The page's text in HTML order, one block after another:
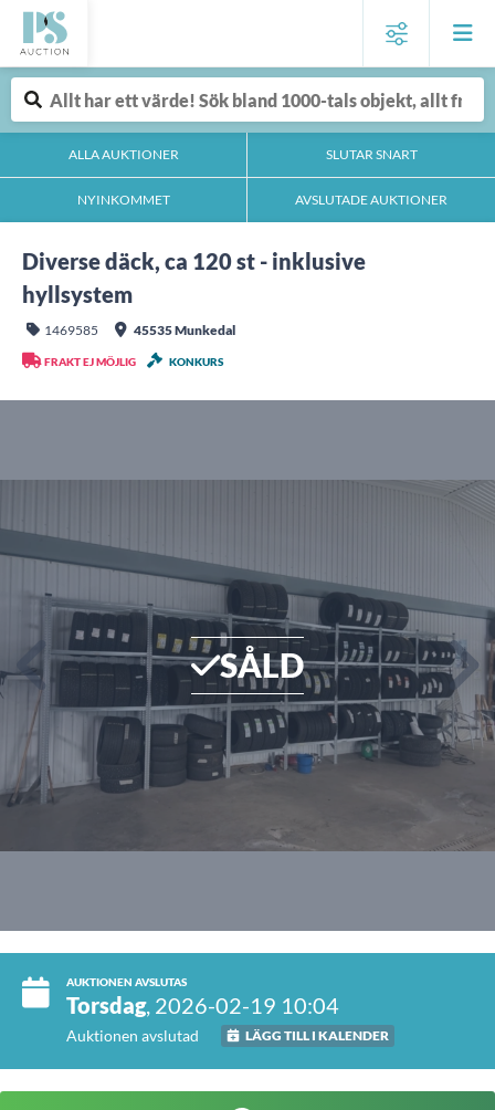
ALLA AUKTIONER SLUTAR SNART
NYINKOMMET AVSLUTADE AUKTIONER
Diverse däck, ca 120 st - inklusive
hyllsystem
1469585 45535 Munkedal
FRAKT EJ MÖJLIG KONKURS
SÅLD
AUKTIONEN AVSLUTAS
Torsdag, 2026-02-19 10:04
Auktionen avslutad LÄGG TILL I KALENDER